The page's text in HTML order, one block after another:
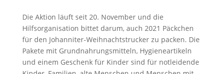
Die Aktion läuft seit 20. November und die
Hilfsorganisation bittet darum, auch 2021 Päckchen
für den Johanniter-Weihnachtstrucker zu packen. Die
Pakete mit Grundnahrungsmitteln, Hygieneartikeln
und einem Geschenk für Kinder sind für notleidende